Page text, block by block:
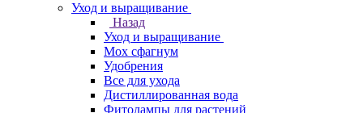
Уход и выращивание
Назад
Уход и выращивание
Мох сфагнум
Удобрения
Все для ухода
Дистиллированная вода
Фитолампы для растений